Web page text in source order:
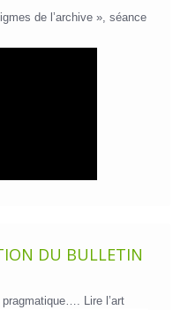
de l’archive », séance
DU BULLETIN
pragmatique…. Lire l’art